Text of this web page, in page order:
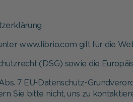
Kindertag
www.librio.com gilt für die
(DSG) sowie die
7 EU-Datenschutz-
Sie bitte nicht, uns zu